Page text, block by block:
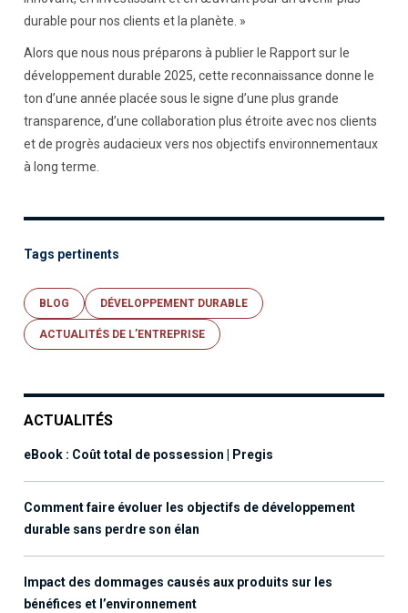
durable pour nos clients et la planète. »
Alors que nous nous préparons à publier le Rapport sur le
développement durable 2025, cette reconnaissance donne le
ton d’une année placée sous le signe d’une plus grande
transparence, d’une collaboration plus étroite avec nos clients
et de progrès audacieux vers nos objectifs environnementaux
à long terme.
Tags pertinents
BLOG DÉVELOPPEMENT DURABLE
ACTUALITÉS DE L’ENTREPRISE
ACTUALITÉS
eBook : Coût total de possession | Pregis
Comment faire évoluer les objectifs de développement
durable sans perdre son élan
Impact des dommages causés aux produits sur les
bénéfices et l’environnement